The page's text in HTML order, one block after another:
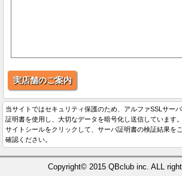
実店舗のご案内
当サイトではセキュリティ保護のため、アルファSSLサーバ
証明書を使用し、大切なデータを暗号化し送信しています。
サイトシールをクリックして、サーバ証明書の検証結果を
確認ください。
Copyright© 2015 QBclub inc. ALL